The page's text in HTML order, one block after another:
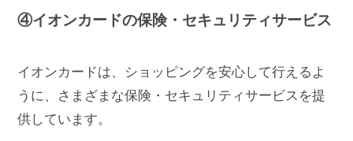
④イオンカードの保険・セキュリティサービス
イオンカードは、ショッピングを安心して行えるよ
うに、さまざまな保険・セキュリティサービスを提
供しています。